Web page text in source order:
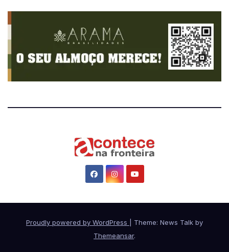
Proudly powered by WordPress
Theme: News Talk by
Themeansar.